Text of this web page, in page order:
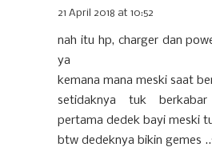
21 April 2018 at 10:52
nah itu hp, charger dan
ya
kemana mana meski saat
setidaknya tuk
pertama dedek bayi meski
btw dedeknya bikin gemes